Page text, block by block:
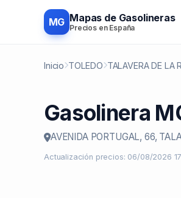
MG Mapas de Gasolineras
Precios en España
Inicio TOLEDO TALAVERA DE LA
Gasolinera
AVENIDA PORTUGAL, 66,
Actualización precios: 06/08/2026